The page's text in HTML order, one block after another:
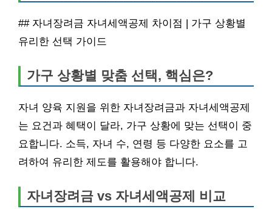
## 자녀장려금 자녀세액공제 차이점 | 가구 상황별
유리한 선택 가이드
가구 상황별 맞춤 선택, 핵심은?
자녀 양육 지원을 위한 자녀장려금과 자녀세액공제
는 요건과 혜택이 달라, 가구 상황에 맞는 선택이 중
요합니다. 소득, 자녀 수, 연령 등 다양한 요소를 고
려하여 유리한 제도를 활용해야 합니다.
자녀장려금 vs 자녀세액공제 비교